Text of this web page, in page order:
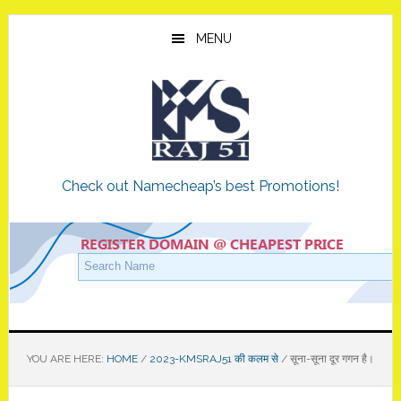
Skip
Skip
Skip
MENU
Check out Namecheap’s best Promotions!
YOU ARE HERE: HOME / 2023-KMSRAJ51 की कलम से /सूना-सूना दूर गगन है।